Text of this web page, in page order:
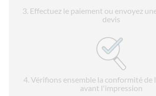
3. Effectuez le paiement ou envoyez
devis
4. Vérifions ensemble la conformité de
avant l'impression